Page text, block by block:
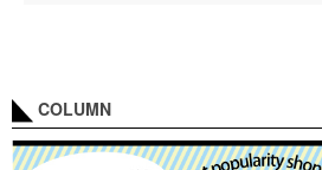
COLUMN